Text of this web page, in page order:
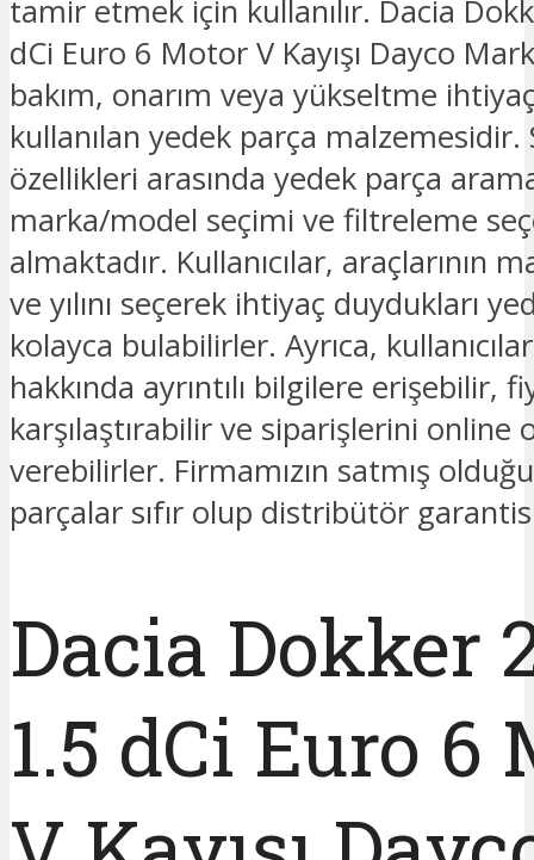
tamir etmek için kullanılır. Dacia
dCi Euro 6 Motor V Kayışı Dayco
bakım, onarım veya yükseltme
kullanılan yedek parça
özellikleri arasında yedek parça
marka/model seçimi ve filtreleme
almaktadır. Kullanıcılar, araçlarının
ve yılını seçerek ihtiyaç duydukları
kolayca bulabilirler. Ayrıca,
hakkında ayrıntılı bilgilere erişebilir,
karşılaştırabilir ve siparişlerini online
verebilirler. Firmamızın satmış
parçalar sıfır olup distribütör
Dacia Dokker
1.5 dCi Euro 6